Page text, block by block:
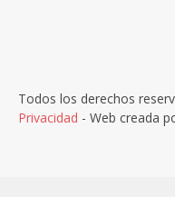
Todos los derechos
Privacidad - Web creada